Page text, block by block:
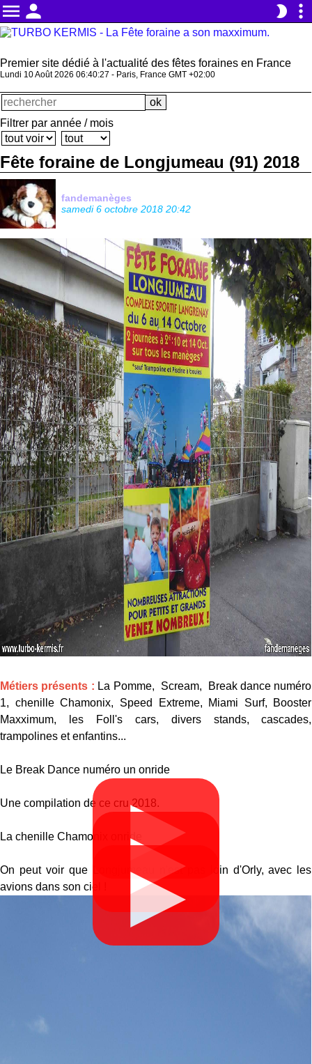
menu person brightness_2 more_vert
Premier site dédié à l'actualité des fêtes foraines en France
Lundi 10 Août 2026 06:40:28 - Paris, France GMT +02:00
Filtrer par année / mois
Fête foraine de Longjumeau (91) 2018
fandemanèges
samedi 6 octobre 2018 20:42
Métiers présents : La Pomme, Scream, Break dance numéro
1, chenille Chamonix, Speed Extreme, Miami Surf, Booster
Maxximum, les Foll's cars, divers stands, cascades,
trampolines et enfantins...
Le Break Dance numéro un onride
▶
Une compilation de ce cru 2018.
▶
La chenille Chamonix onride
▶
On peut voir que Longjumeau n'est pas loin d'Orly, avec les
avions dans son ciel !